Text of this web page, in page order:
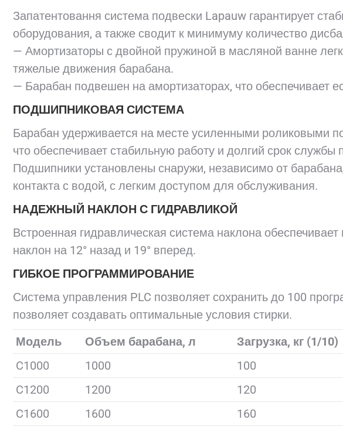
Запатентовання система подвески Lapauw гарантирует
оборудования, а также сводит к минимуму количество
— Амортизаторы с двойной пружиной в масляной ванне
тяжелые движения барабана.
— Барабан подвешен на амортизаторах, что обеспечивает
ПОДШИПНИКОВАЯ СИСТЕМА
Барабан удерживается на месте усиленными роликовыми
что обеспечивает стабильную работу и долгий срок службы
Подшипники установлены снаружи, независимо от
контакта с водой, с легким доступом для обслуживания.
НАДЕЖНЫЙ НАКЛОН С ГИДРАВЛИКОЙ
Встроенная гидравлическая система наклона
наклон на 12° назад и 19° вперед.
ГИБКОЕ ПРОГРАММИРОВАНИЕ
Система управления PLC позволяет сохранить до 100
позволяет создавать оптимальные условия стирки.
Модель
Объем барабана, л Загрузка, кг (1/10)
C1000
1000 100
C1200
1200 120
C1600
1600 160